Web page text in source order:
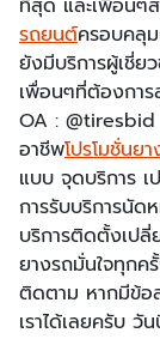
ที่สุด และเพื่อนๆ
รถยนต์ครอบคลุม
ยังมีบริการผู้เชี่ย
เพื่อนๆที่ต้องการ
OA : @tiresbid
อาชีพโปรโมชั่นย
แบบ จุดบริการ
การรับบริการนัด
บริการติดตั้งเป
ยางรถมั่นใจทุก
ติดตาม หากมีข้อ
เราได้เลยครับ